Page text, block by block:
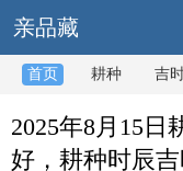
亲品藏
首页 耕种 吉
2025年8月15日
好，耕种时辰